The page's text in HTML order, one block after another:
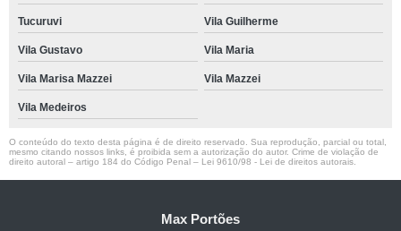
Tucuruvi Vila Guilherme
Vila Gustavo Vila Maria
Vila Marisa Mazzei Vila Mazzei
Vila Medeiros
O conteúdo do texto desta página é de direito reservado. Sua reprodução, parcial ou total,
mesmo citando nossos links, é proibida sem a autorização do autor. Crime de violação de
direito autoral – artigo 184 do Código Penal – Lei 9610/98 - Lei de direitos autorais
Max Portões